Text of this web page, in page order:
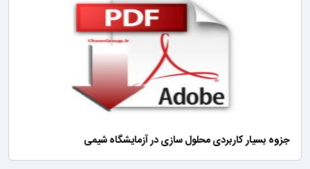
جزوه بسیار کاربردی محلول سازی در آزمایشگاه شیمی